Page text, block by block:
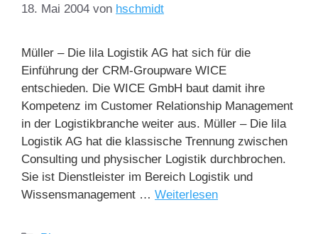
18. Mai 2004 von hschmidt
Müller – Die lila Logistik AG hat sich für die
Einführung der CRM-Groupware WICE
entschieden. Die WICE GmbH baut damit ihre
Kompetenz im Customer Relationship Management
in der Logistikbranche weiter aus. Müller – Die lila
Logistik AG hat die klassische Trennung zwischen
Consulting und physischer Logistik durchbrochen.
Sie ist Dienstleister im Bereich Logistik und
Wissensmanagement … Weiterlesen